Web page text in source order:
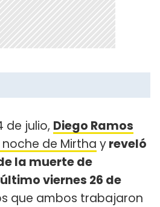
de julio, Diego Ramos
noche de Mirtha yreveló
la muerte de
viernes 26 de
que ambos trabajaron